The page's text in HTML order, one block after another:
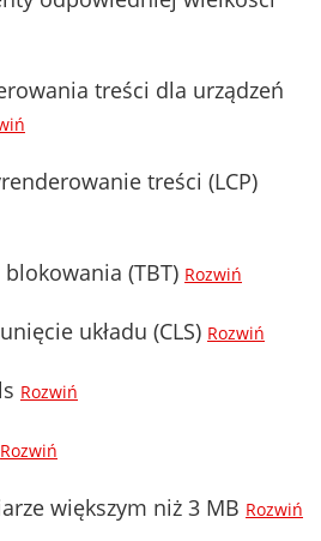
treści dla urządzeń
treści (LCP)
blokowania (TBT) Rozwiń
układu (CLS) Rozwiń
Rozwiń
Rozwiń
większym niż 3 MB Rozwiń